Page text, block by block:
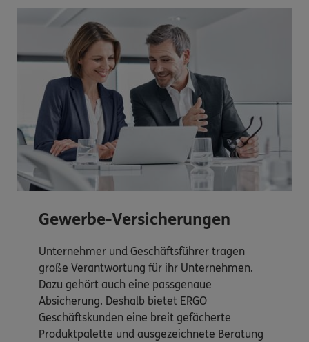
Gewerbe-Versicherungen
Unternehmer und Geschäftsführer tragen
große Verantwortung für ihr Unternehmen.
Dazu gehört auch eine passgenaue
Absicherung. Deshalb bietet ERGO
Geschäftskunden eine breit gefächerte
Produktpalette und ausgezeichnete Beratung